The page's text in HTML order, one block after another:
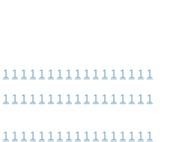
1 1 1 1 1 1 1 1 1 1 1 1 1 1 1 1 1
1 1 1 1 1 1 1 1 1 1 1 1 1 1 1 1 1
1 1 1 1 1 1 1 1 1 1 1 1 1 1 1 1 1